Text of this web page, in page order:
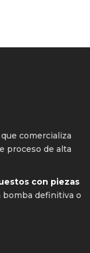
comercializa
proceso de alta
con piezas
definitiva o